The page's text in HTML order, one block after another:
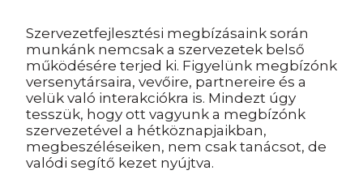
Szervezetfejlesztési megbízásaink során
munkánk nemcsak a szervezetek belső
működésére terjed ki. Figyelünk megbízónk
versenytársaira, vevőire, partnereire és a
velük való interakciókra is. Mindezt úgy
tesszük, hogy ott vagyunk a megbízónk
szervezetével a hétköznapjaikban,
megbeszéléseiken, nem csak tanácsot, de
valódi segítő kezet nyújtva.